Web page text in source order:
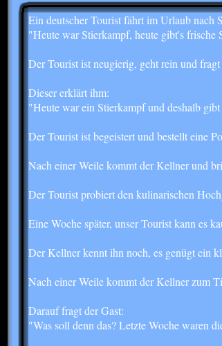
Ein deutscher Tourist fährt im Urlaub nach
"Heute war Stierkampf, heute gibt's frische
Der Tourist ist neugierig, geht rein und
Dieser erklärt ihm:
"Heute war ein Stierkampf und deshalb
Der Tourist ist begeistert und bestellt eine
Nach einer Weile kommt der Kellner und
Der Tourist probiert den kulinarischen
Eine Woche später, unser Tourist kann es
Der Kellner kennt ihn noch, es genügt ein
Nach einer Weile kommt der Kellner zum
Darauf fragt der Gast:
"Was soll denn das? Letzte Woche waren